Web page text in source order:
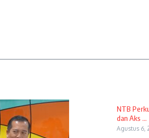
NTB
dan Aks ...
Agustus 6,